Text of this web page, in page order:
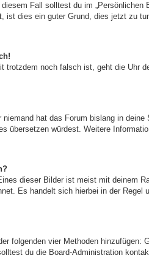
Fall solltest du im
ist dies ein guter Grund, dies jetzt zu
noch falsch ist, geht die Uhr
hat das Forum bislang in
übersetzen würdest. Weitere
dieser Bilder ist meist mit deinem
Es handelt sich hierbei in der
folgenden vier Methoden
du die Board-Administration